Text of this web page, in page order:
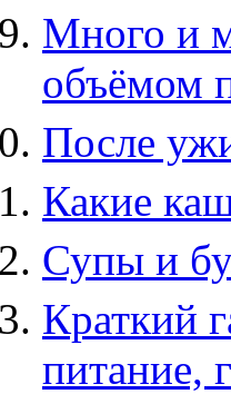
Много и
объёмом
После
Какие
Супы и
Краткий
питание,